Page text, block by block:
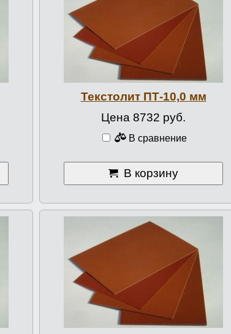
Текстолит ПТ-10,0 мм
Цена 8732 руб.
В сравнение
В корзину